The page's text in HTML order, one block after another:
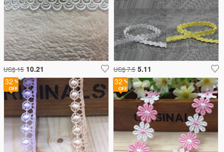
US$ 7.5 5.11
32
US$ 15 10.21
32